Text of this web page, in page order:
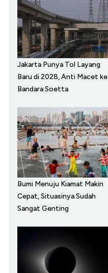
Jakarta Punya Tol Layang
Baru di 2028, Anti Macet ke
Bandara Soetta
Bumi Menuju Kiamat Makin
Cepat, Situasinya Sudah
Sangat Genting